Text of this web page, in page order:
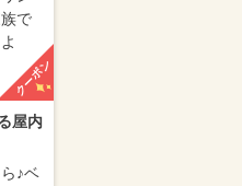
で
クーポン
屋内
♪ベ